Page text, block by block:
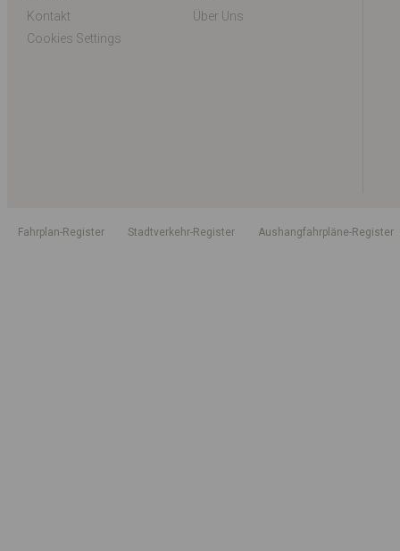
Kontakt
Über Uns
Cookies Settings
Fahrplan-Register Stadtverkehr-Register Aushangfahrpläne-Register